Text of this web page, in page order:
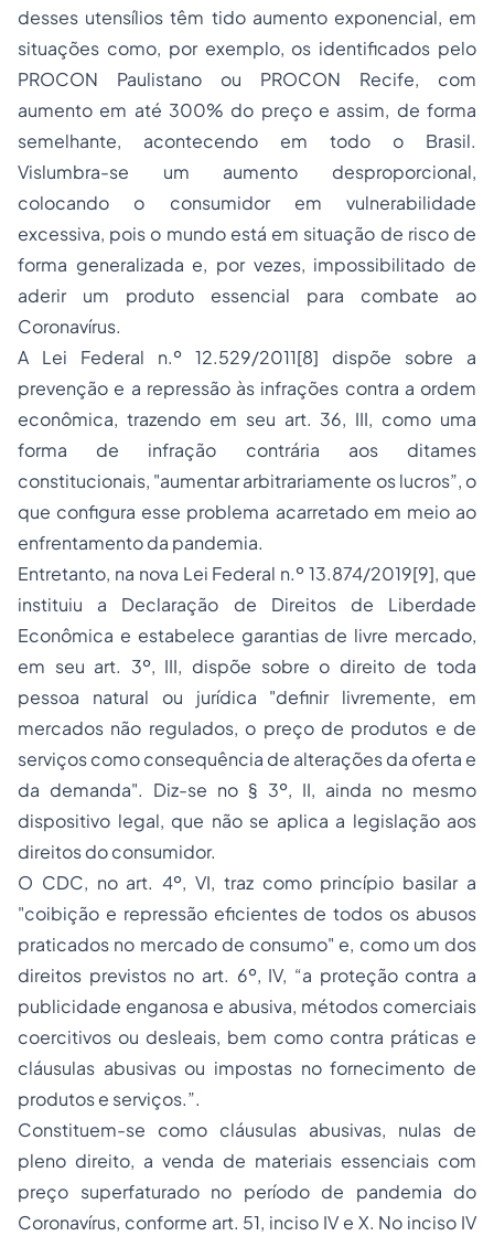
desses utensílios têm tido aumento exponencial, em
situações como, por exemplo, os identificados pelo
PROCON Paulistano ou PROCON Recife, com
aumento em até 300% do preço e assim, de forma
semelhante, acontecendo em todo o Brasil.
Vislumbra-se um aumento desproporcional,
colocando o consumidor em vulnerabilidade
excessiva, pois o mundo está em situação de risco de
forma generalizada e, por vezes, impossibilitado de
aderir um produto essencial para combate ao
Coronavírus.
A Lei Federal n.º 12.529/2011[8] dispõe sobre a
prevenção e a repressão às infrações contra a ordem
econômica, trazendo em seu art. 36, III, como uma
forma de infração contrária aos ditames
constitucionais, "aumentar arbitrariamente os lucros”, o
que configura esse problema acarretado em meio ao
enfrentamento da pandemia.
Entretanto, na nova Lei Federal n.º 13.874/2019[9], que
instituiu a Declaração de Direitos de Liberdade
Econômica e estabelece garantias de livre mercado,
em seu art. 3º, III, dispõe sobre o direito de toda
pessoa natural ou jurídica "definir livremente, em
mercados não regulados, o preço de produtos e de
serviços como consequência de alterações da oferta e
da demanda". Diz-se no § 3º, II, ainda no mesmo
dispositivo legal, que não se aplica a legislação aos
direitos do consumidor.
O CDC, no art. 4º, VI, traz como princípio basilar a
"coibição e repressão eficientes de todos os abusos
praticados no mercado de consumo" e, como um dos
direitos previstos no art. 6º, IV, “a proteção contra a
publicidade enganosa e abusiva, métodos comerciais
coercitivos ou desleais, bem como contra práticas e
cláusulas abusivas ou impostas no fornecimento de
produtos e serviços.”.
Constituem-se como cláusulas abusivas, nulas de
pleno direito, a venda de materiais essenciais com
preço superfaturado no período de pandemia do
Coronavírus, conforme art. 51, inciso IV e X. No inciso IV